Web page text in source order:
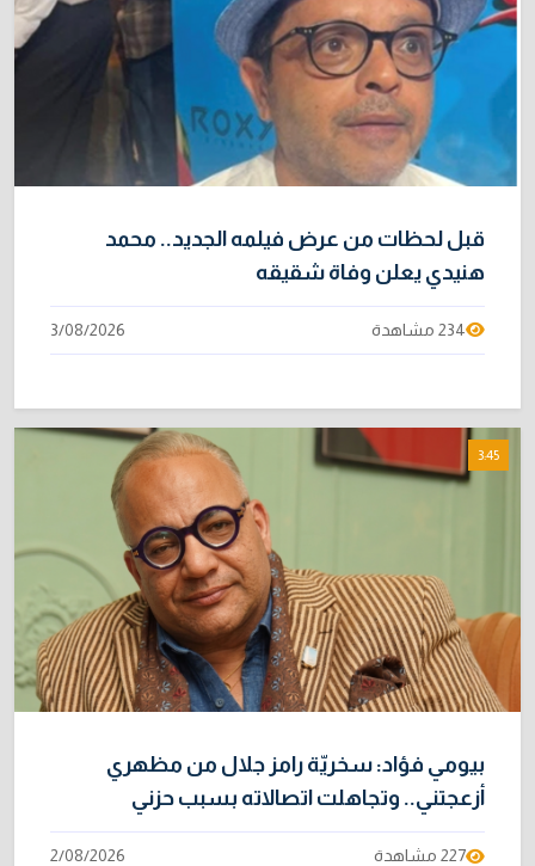
قبل لحظات من عرض فيلمه الجديد.. محمد
هنيدي يعلن وفاة شقيقه
234 مشاهدة 3/08/2026
3:45
بيومي فؤاد: سخريّة رامز جلال من مظهري
أزعجتني.. وتجاهلت اتصالاته بسبب حزني
227 مشاهدة 2/08/2026